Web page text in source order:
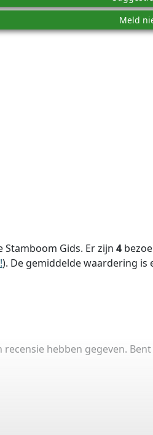
Meld
Gids. Er zijn 4
). De gemiddelde waardering is
hebben gegeven.